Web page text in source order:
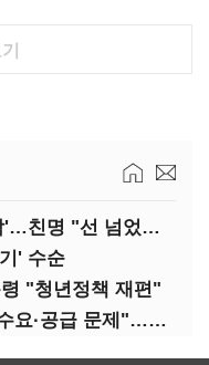
대통령 엮은 '신천지 사진조작'…친명 "선 넘었다" 격앙
' 수순
"청년정책 재편"
성기홍 "전월세난, 세금보단 수요·공급 문제"…닥공 시사